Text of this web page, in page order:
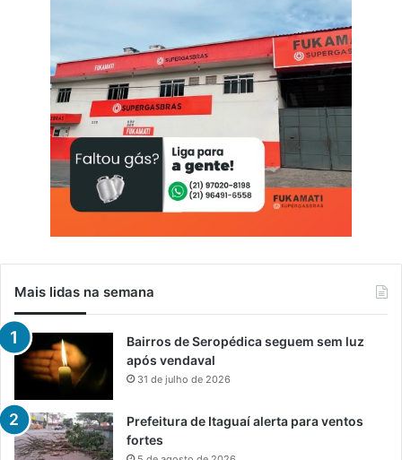
Mais lidas na semana
Bairros de Seropédica seguem sem luz
após vendaval
31 de julho de 2026
Prefeitura de Itaguaí alerta para ventos
fortes